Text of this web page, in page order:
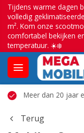
Tijdens warme dagen
volledig
m². Kom onze
comfortabel bekijken
temperatuur. ☀️❄️
Meer dan 20 jaar
Terug